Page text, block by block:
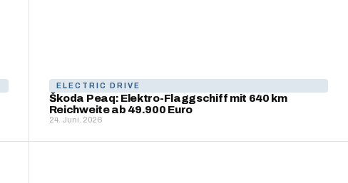
ELECTRIC DRIVE
Škoda Peaq: Elektro-Flaggschiff mit 640 km
Reichweite ab 49.900 Euro
24. Juni. 2026